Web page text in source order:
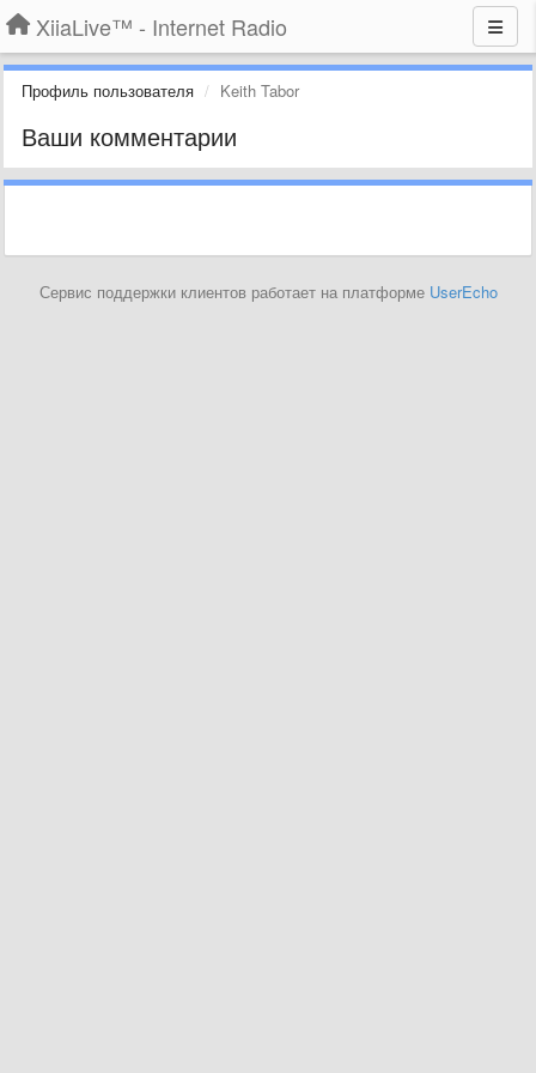
XiiaLive™ - Internet Radio
Профиль пользователя Keith Tabor
Ваши комментарии
Сервис поддержки клиентов работает на платформе UserEcho